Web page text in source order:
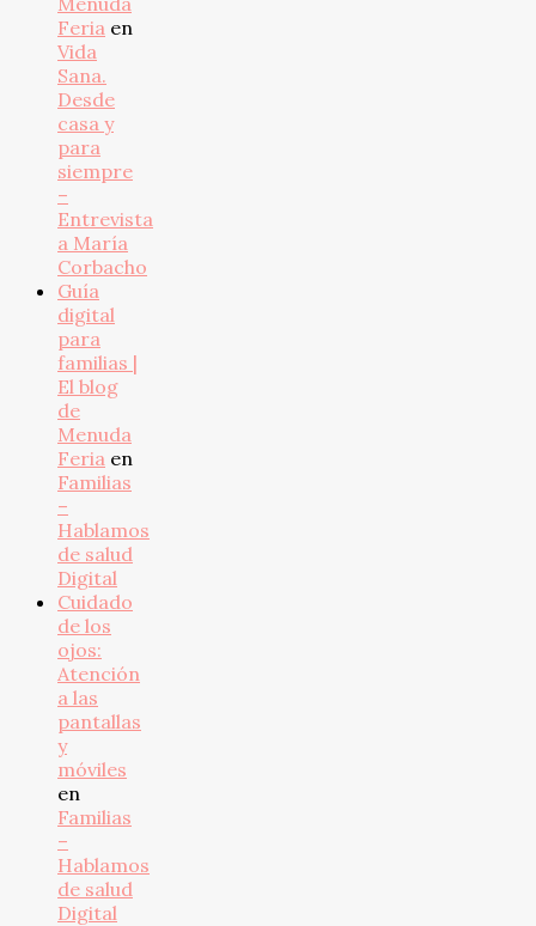
Feria en
Vida
Sana.
Desde
casa y
para
siempre
–
Entrevista
a María
Corbacho
Guía
digital
para
familias |
El blog
de
Menuda
Feria en
Familias
–
Hablamos
de salud
Digital
Cuidado
de los
ojos:
Atención
a las
pantallas
y
móviles
en
Familias
–
Hablamos
de salud
Digital